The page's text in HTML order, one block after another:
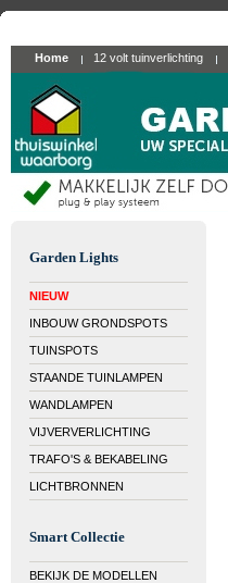
Home 12 volt tuinverlichting
Garden Lights
NIEUW
INBOUW GRONDSPOTS
TUINSPOTS
STAANDE TUINLAMPEN
WANDLAMPEN
VIJVERVERLICHTING
TRAFO'S & BEKABELING
LICHTBRONNEN
Smart Collectie
BEKIJK DE MODELLEN